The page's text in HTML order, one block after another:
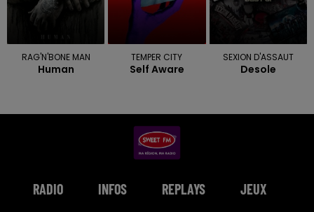
RAG'N'BONE MAN
Human
TEMPER CITY
Self Aware
SEXION D'ASSAUT
Desole
RADIO INFOS REPLAYS JEUX